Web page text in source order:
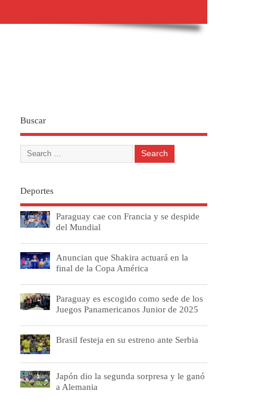
Buscar
Deportes
Paraguay cae con Francia y se despide
del Mundial
Anuncian que Shakira actuará en la
final de la Copa América
Paraguay es escogido como sede de los
Juegos Panamericanos Junior de 2025
Brasil festeja en su estreno ante Serbia
Japón dio la segunda sorpresa y le ganó
a Alemania